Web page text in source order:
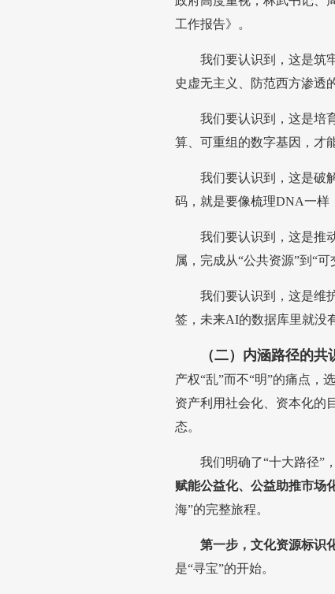
工作报告》。
我们要认识到，这是筑
史虚无主义、防范西方渗透
我们要认识到，这是培
算、可重组的数字基因，才
我们要认识到，这是破
码，就是要像梳理DNA一样
我们要认识到，这是推
属，完成从“公共资源”到“可
我们要认识到，这是维
签，未来AI的数据库里就没
（二）内涵路径的共
产权“乱”而不“明”的痛点，
资产利用社会化、资本化的
态。
我们明确了“十大路径”
赋能公益化、公益助推市场
海”的完整旅程。
第一步，文化资源标识化
是“寻宝”的开始。